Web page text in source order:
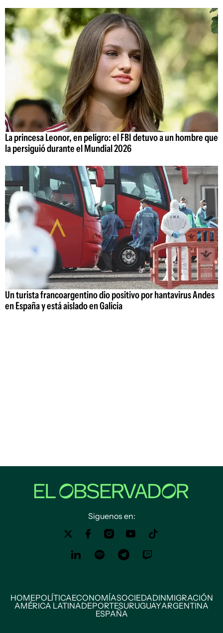
La princesa Leonor, en peligro: el FBI detuvo a un hombre que
la persiguió durante el Mundial 2026
Un turista francoargentino dio positivo por hantavirus Andes
en España y está aislado en Galicia
Siguenos en:
HOMEPOLÍTICAECONOMÍASOCIEDADINMIGRACIÓN
AMÉRICA LATINADEPORTESURUGUAYARGENTINA
ESPAÑA